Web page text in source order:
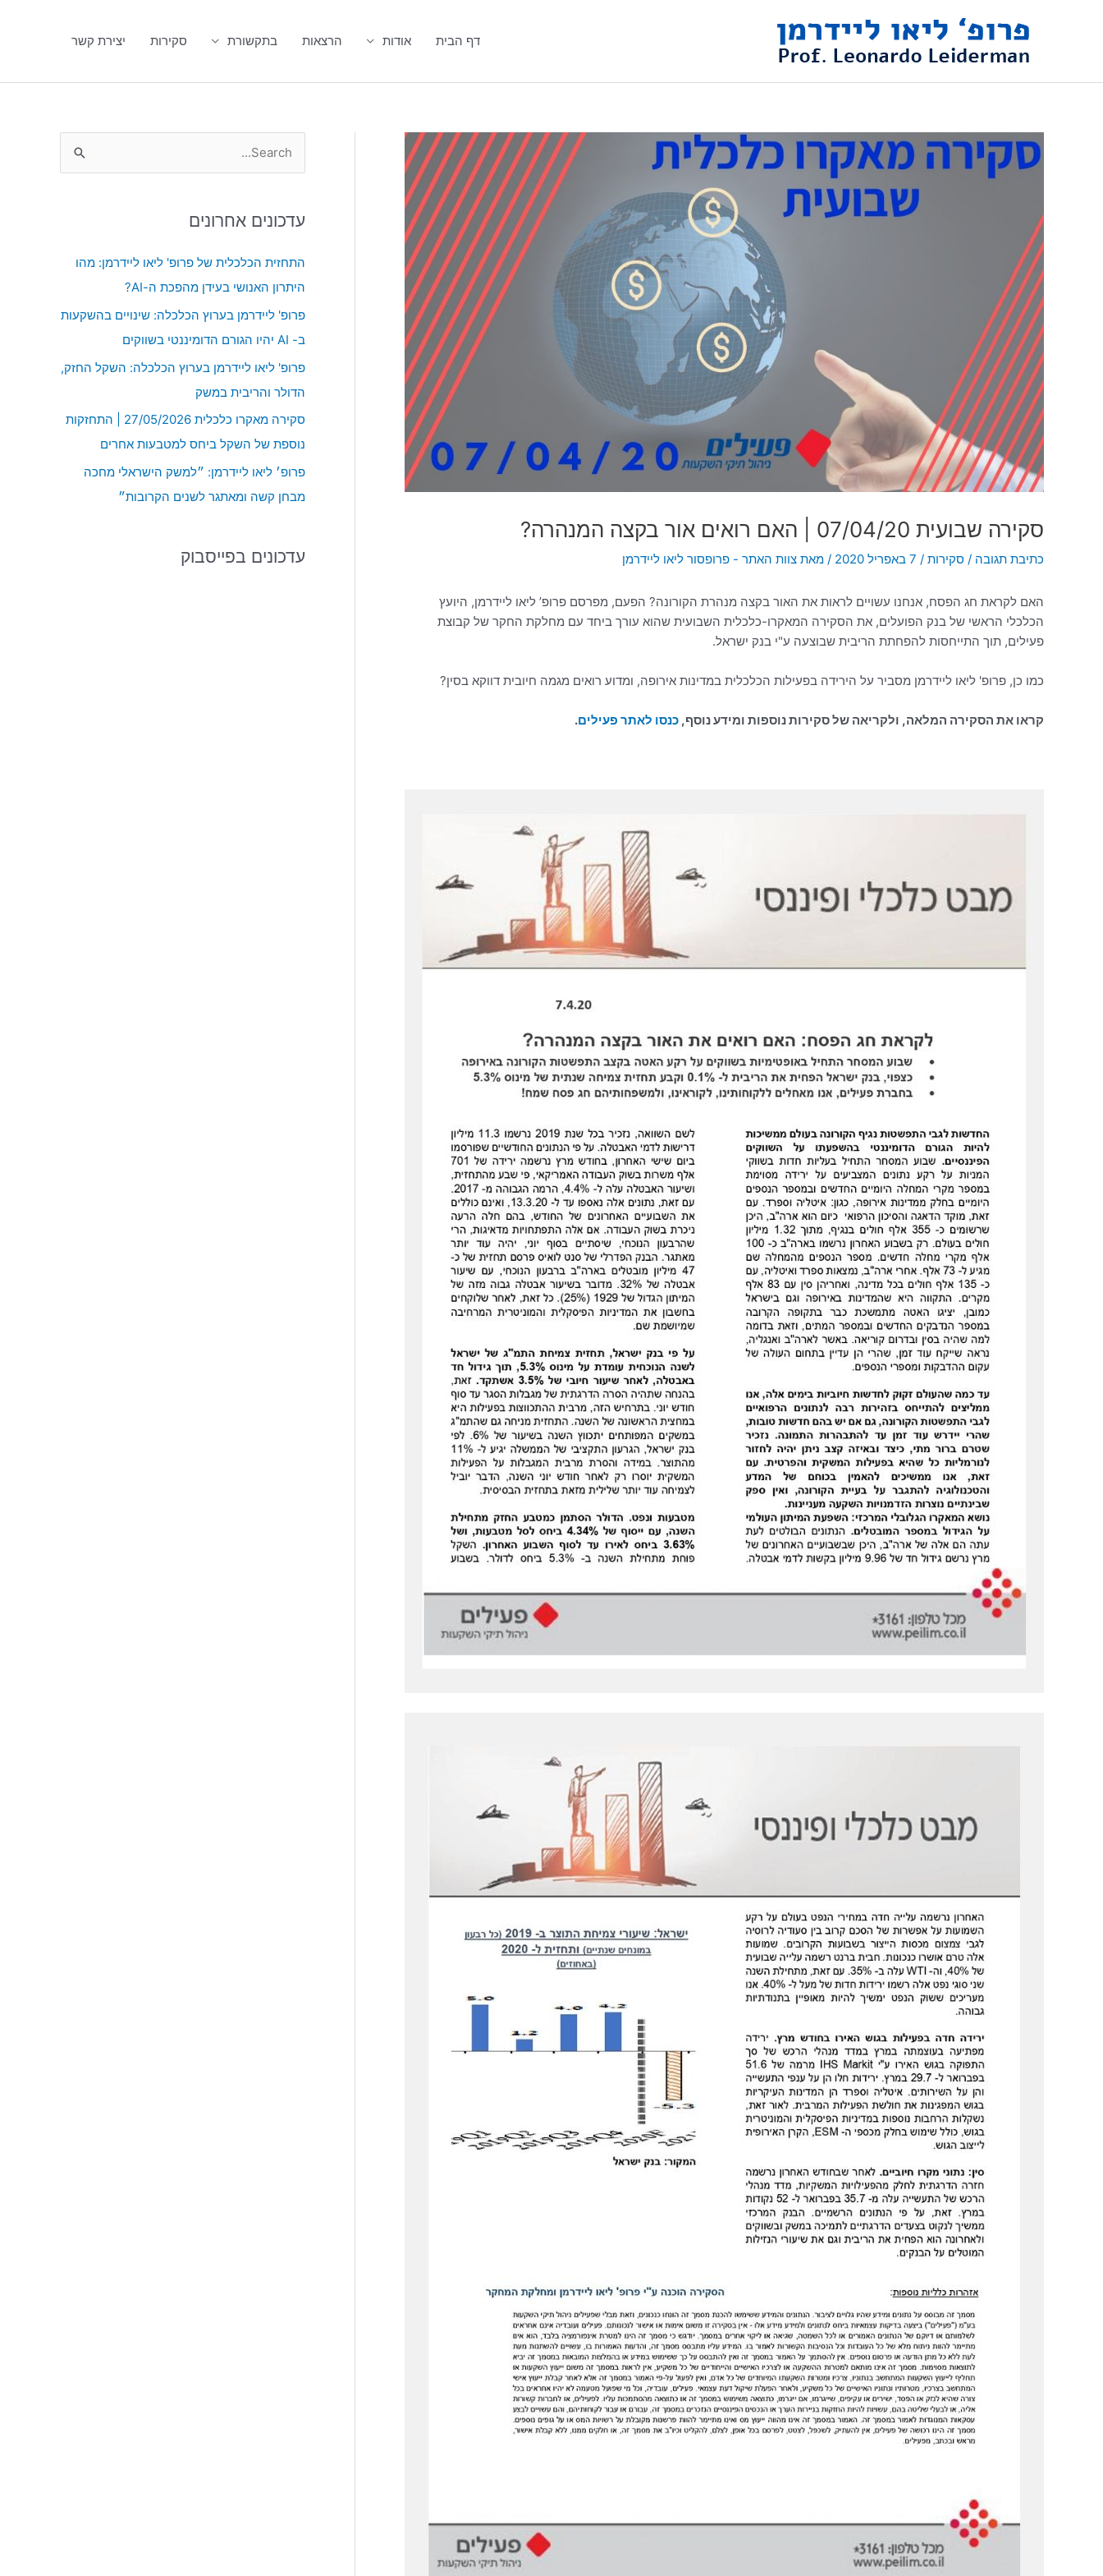
דף הבית אודות הרצאות בתקשורת סקירות יצירת קשר
סקירה שבועית 07/04/20 | האם רואים אור בקצה המנהרה?
כתיבת תגובה / סקירות / 7 באפריל 2020 / מאת צוות האתר - פרופסור ליאו ליידרמן
האם לקראת חג הפסח, אנחנו עשויים לראות את האור בקצה מנהרת הקורונה? הפעם, מפרסם פרופ’ ליאו ליידרמן, היועץ
הכלכלי הראשי של בנק הפועלים, את הסקירה המאקרו-כלכלית השבועית שהוא עורך ביחד עם מחלקת החקר של קבוצת
פעילים, תוך התייחסות להפחתת הריבית שבוצעה ע"י בנק ישראל.
כמו כן, פרופ' ליאו ליידרמן מסביר על הירידה בפעילות הכלכלית במדינות אירופה, ומדוע רואים מגמה חיובית דווקא בסין?
קראו את הסקירה המלאה, ולקריאה של סקירות נוספות ומידע נוסף, כנסו לאתר פעילים.
r
:
עדכונים אחרונים
התחזית הכלכלית של פרופ' ליאו ליידרמן: מהו
היתרון האנושי בעידן מהפכת ה-AI?
פרופ' ליידרמן בערוץ הכלכלה: שינויים בהשקעות
ב- AI יהיו הגורם הדומיננטי בשווקים
פרופ' ליאו ליידרמן בערוץ הכלכלה: השקל החזק,
הדולר והריבית במשק
סקירה מאקרו כלכלית 27/05/2026 | התחזקות
נוספת של השקל ביחס למטבעות אחרים
פרופ׳ ליאו ליידרמן: ״למשק הישראלי מחכה
מבחן קשה ומאתגר לשנים הקרובות״
עדכונים בפייסבוק